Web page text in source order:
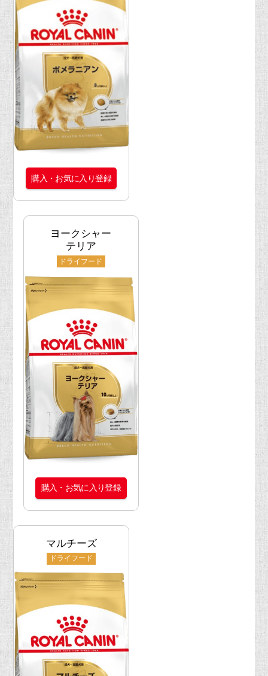
購入・お気に入り登録
ヨークシャー
テリア
ドライフード
購入・お気に入り登録
マルチーズ
ドライフード